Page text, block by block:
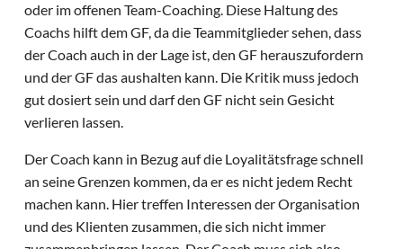
oder im offenen Team-Coaching. Diese Haltung des
Coachs hilft dem GF, da die Teammitglieder sehen, dass
der Coach auch in der Lage ist, den GF herauszufordern
und der GF das aushalten kann. Die Kritik muss jedoch
gut dosiert sein und darf den GF nicht sein Gesicht
verlieren lassen.
Der Coach kann in Bezug auf die Loyalitätsfrage schnell
an seine Grenzen kommen, da er es nicht jedem Recht
machen kann. Hier treffen Interessen der Organisation
und des Klienten zusammen, die sich nicht immer